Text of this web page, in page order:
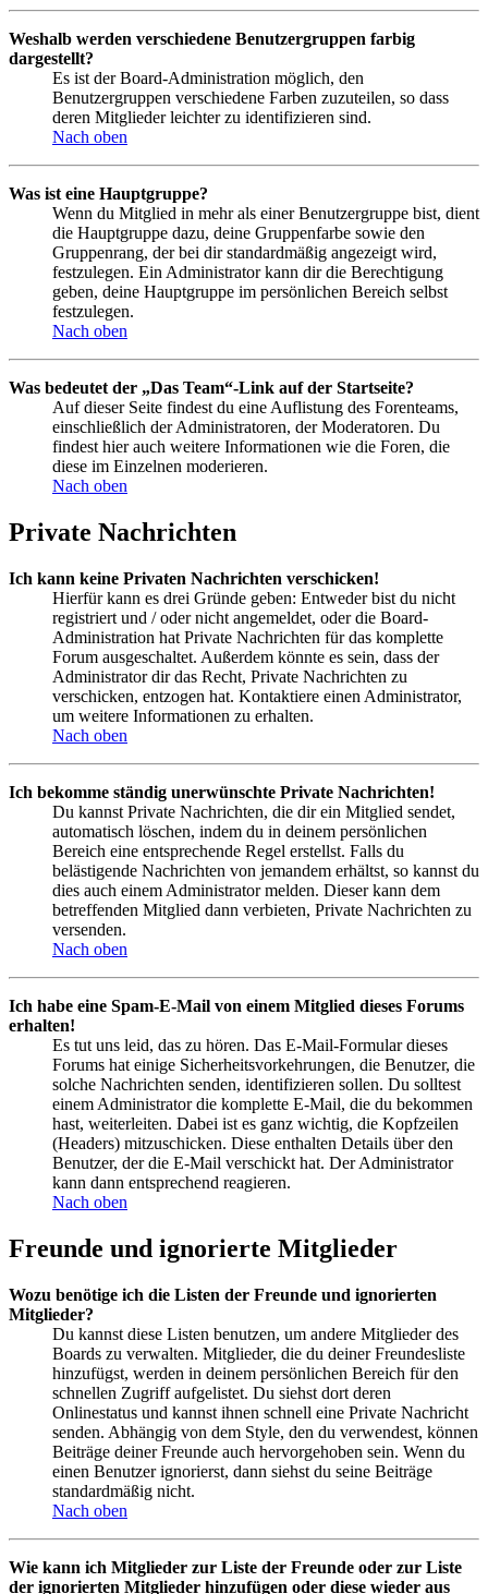
Weshalb werden verschiedene Benutzergruppen farbig
dargestellt?
Es ist der Board-Administration möglich, den
Benutzergruppen verschiedene Farben zuzuteilen, so dass
deren Mitglieder leichter zu identifizieren sind.
Nach oben
Was ist eine Hauptgruppe?
Wenn du Mitglied in mehr als einer Benutzergruppe bist, dient
die Hauptgruppe dazu, deine Gruppenfarbe sowie den
Gruppenrang, der bei dir standardmäßig angezeigt wird,
festzulegen. Ein Administrator kann dir die Berechtigung
geben, deine Hauptgruppe im persönlichen Bereich selbst
festzulegen.
Nach oben
Was bedeutet der „Das Team“-Link auf der Startseite?
Auf dieser Seite findest du eine Auflistung des Forenteams,
einschließlich der Administratoren, der Moderatoren. Du
findest hier auch weitere Informationen wie die Foren, die
diese im Einzelnen moderieren.
Nach oben
Private Nachrichten
Ich kann keine Privaten Nachrichten verschicken!
Hierfür kann es drei Gründe geben: Entweder bist du nicht
registriert und / oder nicht angemeldet, oder die Board-
Administration hat Private Nachrichten für das komplette
Forum ausgeschaltet. Außerdem könnte es sein, dass der
Administrator dir das Recht, Private Nachrichten zu
verschicken, entzogen hat. Kontaktiere einen Administrator,
um weitere Informationen zu erhalten.
Nach oben
Ich bekomme ständig unerwünschte Private Nachrichten!
Du kannst Private Nachrichten, die dir ein Mitglied sendet,
automatisch löschen, indem du in deinem persönlichen
Bereich eine entsprechende Regel erstellst. Falls du
belästigende Nachrichten von jemandem erhältst, so kannst du
dies auch einem Administrator melden. Dieser kann dem
betreffenden Mitglied dann verbieten, Private Nachrichten zu
versenden.
Nach oben
Ich habe eine Spam-E-Mail von einem Mitglied dieses Forums
erhalten!
Es tut uns leid, das zu hören. Das E-Mail-Formular dieses
Forums hat einige Sicherheitsvorkehrungen, die Benutzer, die
solche Nachrichten senden, identifizieren sollen. Du solltest
einem Administrator die komplette E-Mail, die du bekommen
hast, weiterleiten. Dabei ist es ganz wichtig, die Kopfzeilen
(Headers) mitzuschicken. Diese enthalten Details über den
Benutzer, der die E-Mail verschickt hat. Der Administrator
kann dann entsprechend reagieren.
Nach oben
Freunde und ignorierte Mitglieder
Wozu benötige ich die Listen der Freunde und ignorierten
Mitglieder?
Du kannst diese Listen benutzen, um andere Mitglieder des
Boards zu verwalten. Mitglieder, die du deiner Freundesliste
hinzufügst, werden in deinem persönlichen Bereich für den
schnellen Zugriff aufgelistet. Du siehst dort deren
Onlinestatus und kannst ihnen schnell eine Private Nachricht
senden. Abhängig von dem Style, den du verwendest, können
Beiträge deiner Freunde auch hervorgehoben sein. Wenn du
einen Benutzer ignorierst, dann siehst du seine Beiträge
standardmäßig nicht.
Nach oben
Wie kann ich Mitglieder zur Liste der Freunde oder zur Liste
der ignorierten Mitglieder hinzufügen oder diese wieder aus